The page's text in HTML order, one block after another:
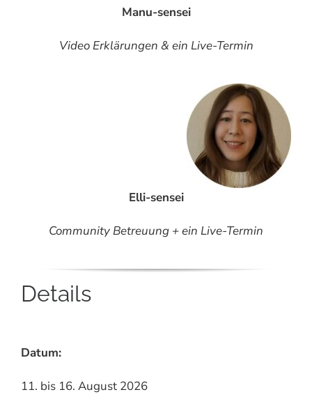
Manu-sensei
Video Erklärungen & ein Live-Termin
Elli-sensei
Community Betreuung + ein Live-Termin
Details
Datum:
11. bis 16. August 2026